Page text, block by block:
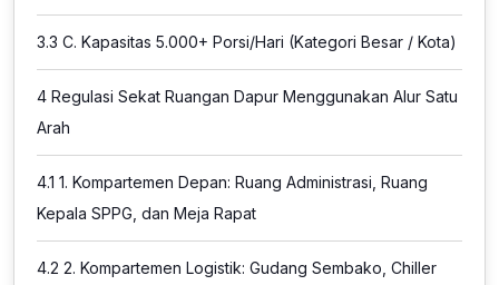
3.3 C. Kapasitas 5.000+ Porsi/Hari (Kategori Besar / Kota)
4 Regulasi Sekat Ruangan Dapur Menggunakan Alur Satu
Arah
4.1 1. Kompartemen Depan: Ruang Administrasi, Ruang
Kepala SPPG, dan Meja Rapat
4.2 2. Kompartemen Logistik: Gudang Sembako, Chiller